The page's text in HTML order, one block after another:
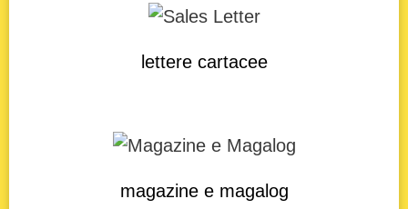
lettere cartacee
magazine e magalog